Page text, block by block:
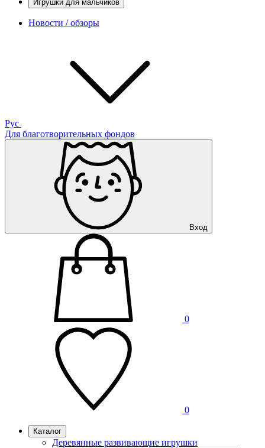
Игрушки для мальчиков
Новости / обзоры
Рус
Для благотворительных фондов
Вход
0
0
Каталог
Деревянные развивающие игрушки